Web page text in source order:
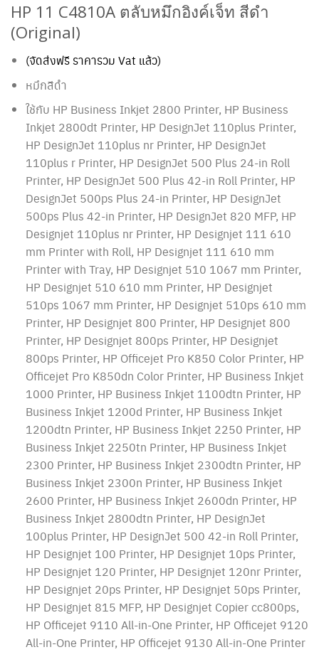
HP 11 C4810A ตลับหมึกอิงค์เจ็ท สีดำ
(Original)
(จัดส่งฟรี ราคารวม Vat แล้ว)
หมึกสีดำ
ใช้กับ HP Business Inkjet 2800 Printer, HP Business
Inkjet 2800dt Printer, HP DesignJet 110plus Printer,
HP DesignJet 110plus nr Printer, HP DesignJet
110plus r Printer, HP DesignJet 500 Plus 24-in Roll
Printer, HP DesignJet 500 Plus 42-in Roll Printer, HP
DesignJet 500ps Plus 24-in Printer, HP DesignJet
500ps Plus 42-in Printer, HP DesignJet 820 MFP, HP
Designjet 110plus nr Printer, HP Designjet 111 610
mm Printer with Roll, HP Designjet 111 610 mm
Printer with Tray, HP Designjet 510 1067 mm Printer,
HP Designjet 510 610 mm Printer, HP Designjet
510ps 1067 mm Printer, HP Designjet 510ps 610 mm
Printer, HP Designjet 800 Printer, HP Designjet 800
Printer, HP Designjet 800ps Printer, HP Designjet
800ps Printer, HP Officejet Pro K850 Color Printer, HP
Officejet Pro K850dn Color Printer, HP Business Inkjet
1000 Printer, HP Business Inkjet 1100dtn Printer, HP
Business Inkjet 1200d Printer, HP Business Inkjet
1200dtn Printer, HP Business Inkjet 2250 Printer, HP
Business Inkjet 2250tn Printer, HP Business Inkjet
2300 Printer, HP Business Inkjet 2300dtn Printer, HP
Business Inkjet 2300n Printer, HP Business Inkjet
2600 Printer, HP Business Inkjet 2600dn Printer, HP
Business Inkjet 2800dtn Printer, HP DesignJet
100plus Printer, HP DesignJet 500 42-in Roll Printer,
HP Designjet 100 Printer, HP Designjet 10ps Printer,
HP Designjet 120 Printer, HP Designjet 120nr Printer,
HP Designjet 20ps Printer, HP Designjet 50ps Printer,
HP Designjet 815 MFP, HP Designjet Copier cc800ps,
HP Officejet 9110 All-in-One Printer, HP Officejet 9120
All-in-One Printer, HP Officejet 9130 All-in-One Printer